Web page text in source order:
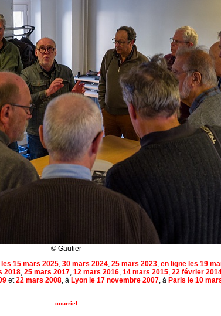
© Gautier
les 15 mars 2025, 30 mars 2024, 25 mars 2023, en ligne les 19
2018, 25 mars 2017, 12 mars 2016, 14 mars 2015, 22 février
et22 mars 2008, à Lyon le 17 novembre 2007, à Paris le 10
courriel